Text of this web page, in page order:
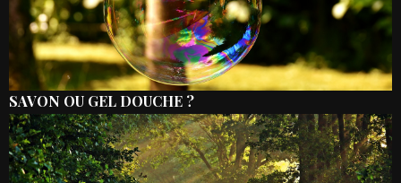
SAVON OU GEL DOUCHE ?